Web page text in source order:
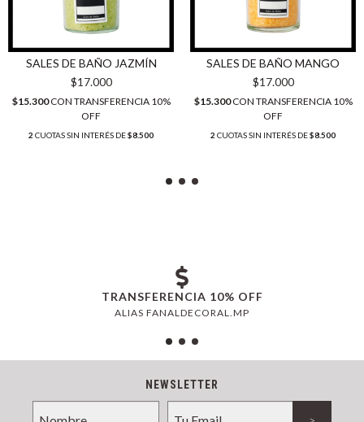
SALES DE BAÑO JAZMÍN
$17.000
$15.300CON TRANSFERENCIA 10%
OFF
2 CUOTAS SIN INTERÉS DE$8.500
SALES DE BAÑO MANGO
$17.000
$15.300CON TRANSFERENCIA 10%
OFF
2 CUOTAS SIN INTERÉS DE$8.500
TRANSFERENCIA 10% OFF
ALIAS FANALDECORAL.MP
NEWSLETTER